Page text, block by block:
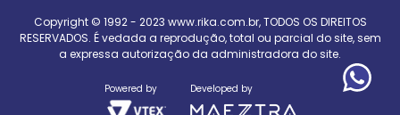
Copyright © 1992 - 2023 www.rika.com.br, TODOS OS DIREITOS
RESERVADOS. É vedada a reprodução, total ou parcial do site, sem
a expressa autorização da administradora do site.
Powered by Developed by